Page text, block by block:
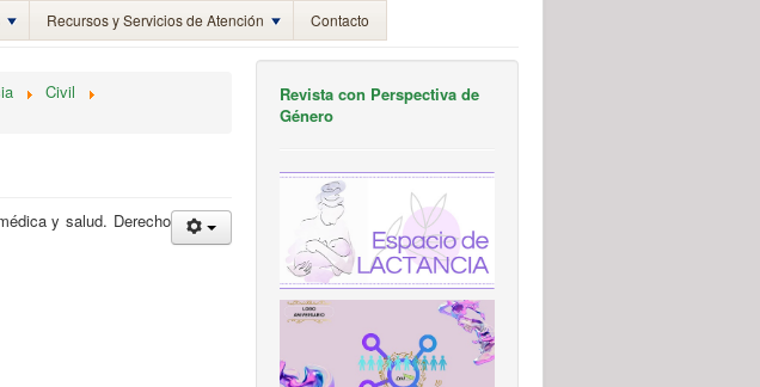
Recursos y Servicios de Atención Contacto
Civil
y salud. Derecho
Revista con Perspectiva de
Género